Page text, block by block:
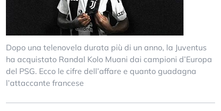
Dopo una telenovela durata più di un anno, la Juventus
ha acquistato Randal Kolo Muani dai campioni d’Europa
del PSG. Ecco le cifre dell’affare e quanto guadagna
l’attaccante francese